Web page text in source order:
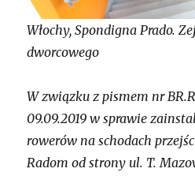
Włochy, Spondigna Prado.
dworcowego
W związku z pismem nr
09.09.2019 w sprawie
rowerów na schodach
Radom od strony ul. T.